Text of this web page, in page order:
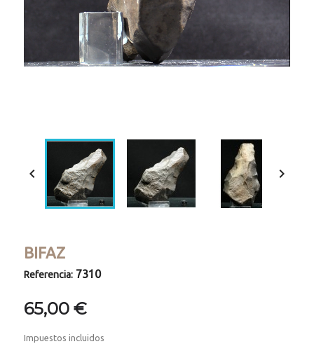
 
BIFAZ
Referencia: 7310
65,00 €
Impuestos incluidos